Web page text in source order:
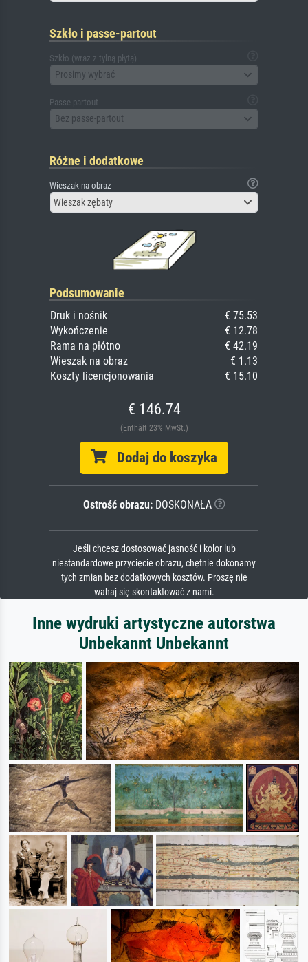
Szkło i passe-partout
Szkło (wraz z tylną płytą)
Prosimy wybrać
Passe-partout
Bez passe-partout
Różne i dodatkowe
Wieszak na obraz
Wieszak zębaty
Podsumowanie
Druk i nośnik
€ 75.53
Wykończenie
€ 12.78
Rama na płótno
€ 42.19
Wieszak na obraz
€ 1.13
Koszty licencjonowania
€ 15.10
€ 146.74
(Enthält 23% MwSt.)
Dodaj do koszyka
Ostrość obrazu:DOSKONAŁA
Jeśli chcesz dostosować jasność i kolor lub
niestandardowe przycięcie obrazu, chętnie dokonamy
tych zmian bez dodatkowych kosztów. Proszę nie
wahaj się skontaktować z nami.
Inne wydruki artystyczne autorstwa
Unbekannt Unbekannt